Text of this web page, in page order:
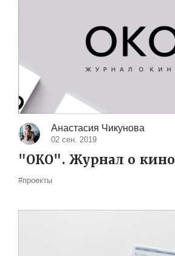
Анастасия Чикунова
02 сен. 2019
"ОКО". Журнал о кино
#проекты